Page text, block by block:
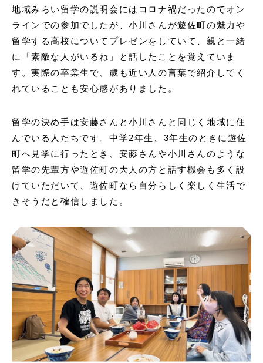
地域みらい留学の説明会にはコロナ禍だったのでオン
ラインでの参加でしたが、小川さんが遊佐町の魅力や
留学する高校についてプレゼンをしていて、親と一緒
に「素敵な人がいるね」と話したことを覚えていま
す。実際の卒業生で、歳も近い人の言葉で紹介してく
れていることも安心感がありました。
留学の決め手は安藤さんと小川さんと同じく地域に住
んでいる人たちです。中学2年生、3年生のときに遊佐
町へ見学に行ったとき、安藤さんや小川さんのような
留学の先輩方や遊佐町の大人の方と話す機会も多く設
けていただいて、遊佐町なら自分らしく楽しく生活で
きそうだと確信しました。